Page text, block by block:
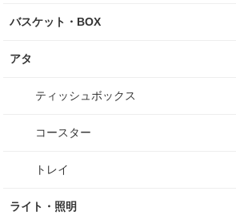
バスケット・BOX
アタ
ティッシュボックス
コースター
トレイ
ライト・照明